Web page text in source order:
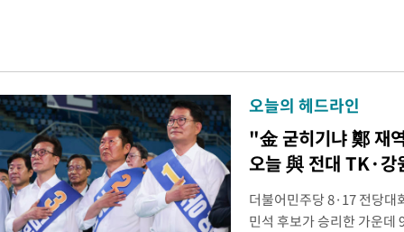
오늘의 헤드라인
"金 굳히기냐 鄭 재
오늘 與 전대 TK·강
더불어민주당 8·17 전당대
민석 후보가 승리한 가운데